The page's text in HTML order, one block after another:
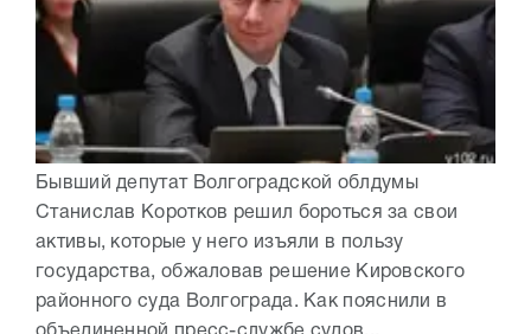
Бывший депутат Волгоградской облдумы
Станислав Коротков решил бороться за свои
активы, которые у него изъяли в пользу
государства, обжаловав решение Кировского
районного суда Волгограда. Как пояснили в